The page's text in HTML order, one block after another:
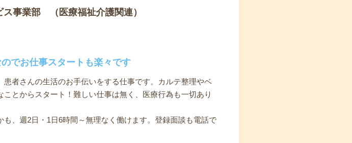
事業部 （医療福祉介護関連）
でお仕事スタートも楽々です
者さんの生活のお手伝いをする仕事です。カルテ整理やベ
とからスタート！難しい仕事は無く、医療行為も一切あり
、週2日・1日6時間～無理なく働けます。登録面談も電話で